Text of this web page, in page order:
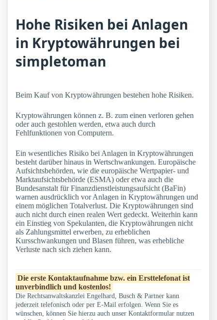
Hohe Risiken bei Anlagen
in Kryptowährungen bei
simpletoman
Beim Kauf von Kryptowährungen bestehen hohe Risiken.
Kryptowährungen können z. B. zum einen verloren gehen
oder auch gestohlen werden, etwa auch durch
Fehlfunktionen von Computern.
Ein wesentliches Risiko bei Anlagen in Kryptowährungen
besteht darüber hinaus in Wertschwankungen. Europäische
Aufsichtsbehörden, wie die europäische Wertpapier- und
Marktaufsichtsbehörde (ESMA) oder etwa auch die
Bundesanstalt für Finanzdienstleistungsaufsicht (BaFin)
warnen ausdrücklich vor Anlagen in Kryptowährungen und
einem möglichen Totalverlust. Die Kryptowährungen sind
auch nicht durch einen realen Wert gedeckt. Weiterhin kann
ein Einstieg von Spekulanten, die Kryptowährungen nicht
als Zahlungsmittel erwerben, zu erheblichen
Kursschwankungen und Blasen führen, was erhebliche
Verluste nach sich ziehen kann.
Die erste Kontaktaufnahme bzw. ein Ersttelefonat ist
unverbindlich und kostenlos!
Die Rechtsanwaltskanzlei Engelhard, Busch & Partner kann
jederzeit telefonisch oder per E-Mail erfolgen. Wenn Sie es
wünschen, können Sie hierzu auch unser Kontaktformular nutzen